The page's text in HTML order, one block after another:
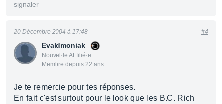
signaler
Evaldmoniak
Nouvel·le AFfilié·e
Membre depuis 22 ans
20 Décembre 2004 à 17:48 #4
Je te remercie pour tes réponses.
En fait c'est surtout pour le look que les B.C. Rich